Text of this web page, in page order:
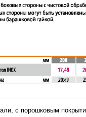
с порошковым